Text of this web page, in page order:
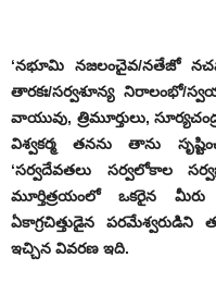
‘నభూమి నజలంచైవ/నతేజో
తారకః/సర్వశూన్య నిరాలంభో/
వాయువు, త్రిమూర్తులు,
విశ్వకర్మ తనను తాను
‘సర్వదేవతలు సర్వలోకాల
మూర్తిత్రయంలో ఒకరైన మీరు
ఏకాగ్రచిత్తుడైన
ఇచ్చిన వివరణ ఇది.